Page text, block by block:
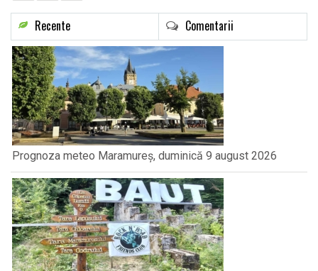
Recente Comentarii
Prognoza meteo Maramureș, duminică 9 august 2026